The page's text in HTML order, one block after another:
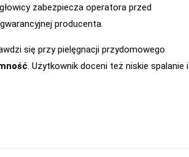
zabezpiecza operatora przed
producenta.
się przy pielęgnacji przydomowego
. Użytkownik doceni też niskie spalanie i